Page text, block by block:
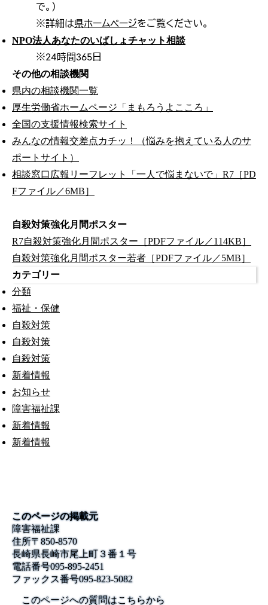
で。）
※詳細は県ホームページをご覧ください。
NPO法人あなたのいばしょチャット相談
※24時間365日
その他の相談機関
県内の相談機関一覧
厚生労働省ホームページ「まもろうよこころ」
全国の支援情報検索サイト
みんなの情報交差点カチッ！（悩みを抱えている人のサ
ポートサイト）
相談窓口広報リーフレット「一人で悩まないで」R7［PD
Fファイル／6MB］
自殺対策強化月間ポスター
R7自殺対策強化月間ポスター［PDFファイル／114KB］
自殺対策強化月間ポスター若者［PDFファイル／5MB］
カテゴリー
分類
福祉・保健
自殺対策
自殺対策
自殺対策
新着情報
お知らせ
障害福祉課
新着情報
新着情報
このページの掲載元
障害福祉課
住所〒850-8570
長崎県長崎市尾上町３番１号
電話番号095-895-2451
ファックス番号095-823-5082
このページへの質問はこちらから